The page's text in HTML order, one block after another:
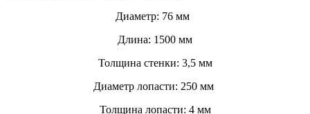
Диаметр: 76 мм
Длина: 1500 мм
Толщина стенки: 3,5 мм
Диаметр лопасти: 250 мм
Толщина лопасти: 4 мм